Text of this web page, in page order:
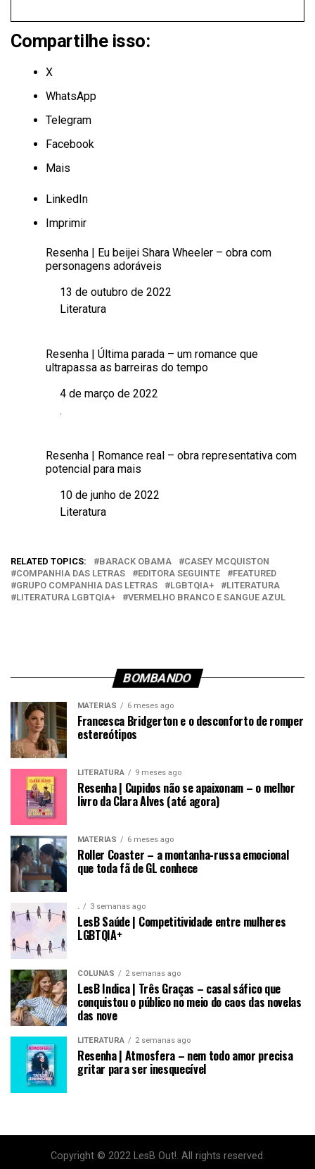
Compartilhe isso:
X
WhatsApp
Telegram
Facebook
Mais
LinkedIn
Imprimir
Resenha | Eu beijei Shara Wheeler – obra com
personagens adoráveis
Data13 de outubro de 2022
Em relação a
Literatura
Resenha | Última parada – um romance que
ultrapassa as barreiras do tempo
Data
4 de março de 2022
Em relação a
.
Resenha | Romance real – obra representativa com
potencial para mais
Data10 de junho de 2022
Em relação a
Literatura
RELATED TOPICS: BARACK OBAMA
CASEY MCQUISTON
COMPANHIA DAS LETRAS
EDITORA SEGUINTE
FEATURED
GRUPO COMPANHIA DAS LETRAS
LGBTQIA+
LITERATURA
LITERATURA LGBTQIA+
VERMELHO BRANCO E SANGUE AZUL
BOMBANDO
MATÉRIAS 6 meses ago
Francesca Bridgerton e o desconforto de romper
estereótipos
LITERATURA 9 meses ago
Resenha | Cupidos não se apaixonam – o melhor
livro da Clara Alves (até agora)
MATÉRIAS 6 meses ago
Roller Coaster – a montanha-russa emocional
que toda fã de GL conhece
. 3 semanas ago
LesB Saúde | Competitividade entre mulheres
LGBTQIA+
COLUNAS 2 semanas ago
LesB Indica | Três Graças – casal sáfico que
conquistou o público no meio do caos das novelas
das nove
LITERATURA 2 semanas ago
Resenha | Atmosfera – nem todo amor precisa
gritar para ser inesquecível
Copyright © 2022 LesB Out!. All rights reserved.